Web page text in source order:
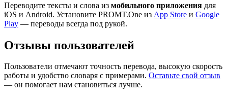
Переводите тексты и слова из мобильного приложения для
iOS и Android. Установите PROMT.One из App Store и Google
Play — переводы всегда под рукой.
Отзывы пользователей
Пользователи отмечают точность перевода, высокую скорость
работы и удобство словаря с примерами. Оставьте свой отзыв
— он помогает нам становиться лучше.